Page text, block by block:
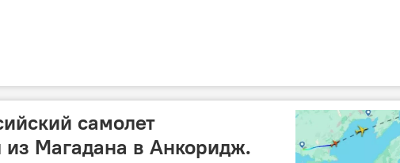
самолет
из Магадана в Анкоридж.